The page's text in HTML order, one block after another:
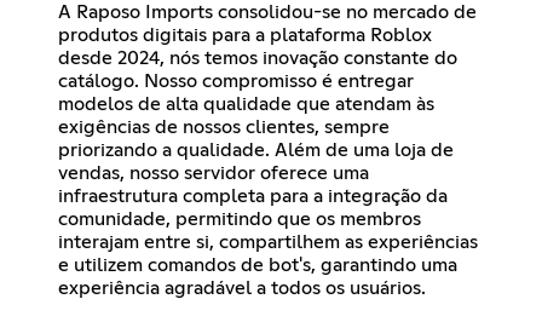
A Raposo Imports consolidou-se no mercado de
produtos digitais para a plataforma Roblox
desde 2024, nós temos inovação constante do
catálogo. Nosso compromisso é entregar
modelos de alta qualidade que atendam às
exigências de nossos clientes, sempre
priorizando a qualidade. Além de uma loja de
vendas, nosso servidor oferece uma
infraestrutura completa para a integração da
comunidade, permitindo que os membros
interajam entre si, compartilhem as experiências
e utilizem comandos de bot's, garantindo uma
experiência agradável a todos os usuários.